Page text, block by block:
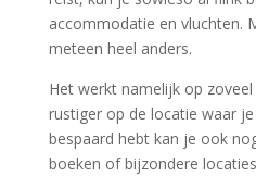
accommodatie en vluchten.
meteen heel anders.
Het werkt namelijk op
rustiger op de locatie waar
bespaard hebt kan je ook
boeken of bijzondere